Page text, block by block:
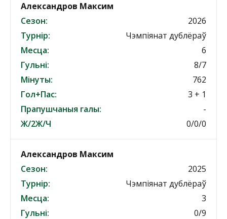
Александров Максим
Сезон:
2026
Турнір:
Чэмпіянат дублёраў
Месца:
6
Гульні:
8/7
Мінуты:
762
Гол+Пас:
3 + 1
Прапушчаныя галы:
-
Ж/2Ж/Ч
0/0/0
Александров Максим
Сезон:
2025
Турнір:
Чэмпіянат дублёраў
Месца:
3
Гульні:
0/9